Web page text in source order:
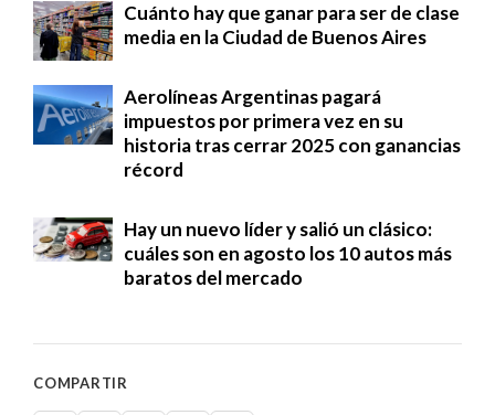
Cuánto hay que ganar para ser de clase
media en la Ciudad de Buenos Aires
Aerolíneas Argentinas pagará
impuestos por primera vez en su
historia tras cerrar 2025 con ganancias
récord
Hay un nuevo líder y salió un clásico:
cuáles son en agosto los 10 autos más
baratos del mercado
COMPARTIR